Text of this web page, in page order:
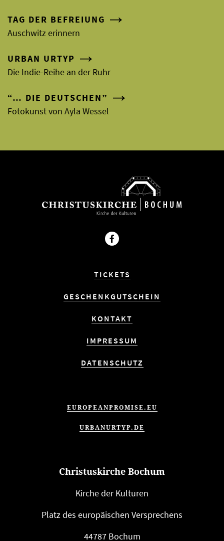
TAG DER BEFREIUNG
Auschwitz erinnern
URBAN URTYP
Die Indie-Reihe an der Ruhr
“… DIE DEUTSCHEN”
Fotokunst von Ayla Wessel
Facebook
TICKETS
GESCHENKGUTSCHEIN
KONTAKT
IMPRESSUM
DATENSCHUTZ
EUROPEANPROMISE.EU
URBANURTYP.DE
Christuskirche Bochum
Kirche der Kulturen
Platz des euro­päi­schen Versprechens
44787 Bochum